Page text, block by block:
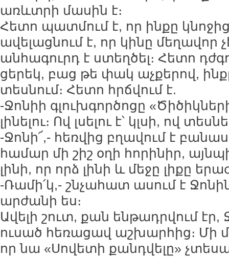
առևտրի մասին է։
Հետո պատմում է, որ ինքը
ավելացնում է, որ կինը մեղավոր
անհագուրդ է ստեղծել։ Հետո
ցերեկ, բաց թե փակ աչքերով,
տեսնում։ Հետո հրճվում է.
-Ջոնիի գլուխգործոցը
լինելու։ Ով լսելու է՝ կլսի, ով
-Ջոնի՜,- հեռվից բղավում է
համար մի շիշ օղի հորինիր,
լինի, որ որձ լինի և մեջը լիքը
-Ռամի՛կ,- շնչահատ ասում է
արժանի ես։
Ավելի շուտ, քան ենթադրվում
ուսած հեռացավ աշխարհից։ Մի
որ նա «Սովետի քանդվելը»